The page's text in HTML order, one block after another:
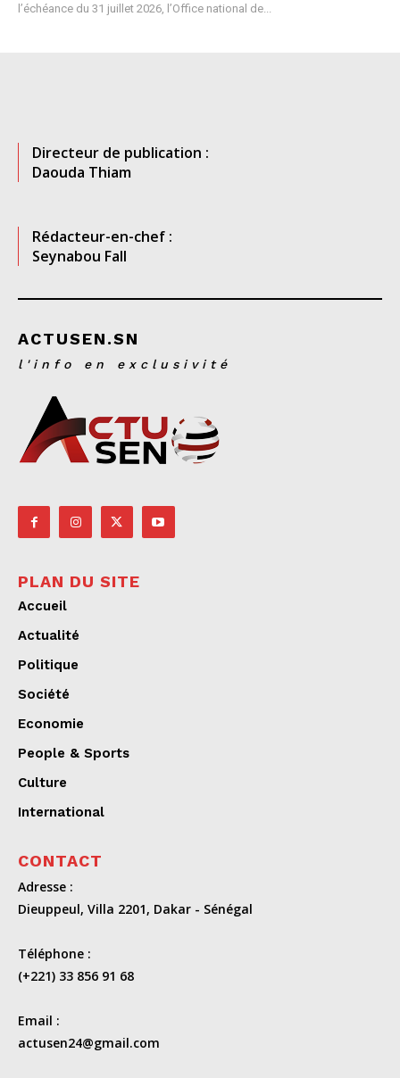
l’échéance du 31 juillet 2026, l’Office national de...
Directeur de publication :
Daouda Thiam
Rédacteur-en-chef :
Seynabou Fall
ACTUSEN.SN
l'info en exclusivité
PLAN DU SITE
Accueil
Actualité
Politique
Société
Economie
People & Sports
Culture
International
CONTACT
Adresse :
Dieuppeul, Villa 2201, Dakar - Sénégal
Téléphone :
(+221) 33 856 91 68
Email :
actusen24@gmail.com